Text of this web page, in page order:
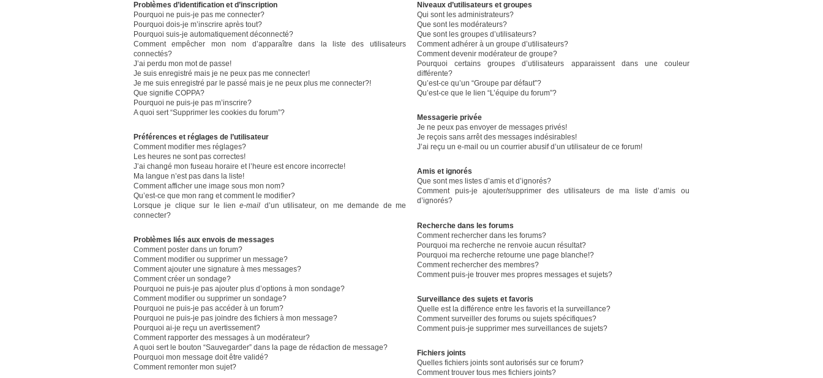
Problèmes d’identification et d’inscription
Pourquoi ne puis-je pas me connecter?
Pourquoi dois-je m’inscrire après tout?
Pourquoi suis-je automatiquement déconnecté?
Comment empêcher mon nom d’apparaître dans la liste des utilisateurs
connectés?
J’ai perdu mon mot de passe!
Je suis enregistré mais je ne peux pas me connecter!
Je me suis enregistré par le passé mais je ne peux plus me connecter?!
Que signifie COPPA?
Pourquoi ne puis-je pas m’inscrire?
A quoi sert “Supprimer les cookies du forum”?
Préférences et réglages de l’utilisateur
Comment modifier mes réglages?
Les heures ne sont pas correctes!
J’ai changé mon fuseau horaire et l’heure est encore incorrecte!
Ma langue n’est pas dans la liste!
Comment afficher une image sous mon nom?
Qu’est-ce que mon rang et comment le modifier?
Lorsque je clique sur le liene-mail d’un utilisateur, on me demande de me
connecter?
Problèmes liés aux envois de messages
Comment poster dans un forum?
Comment modifier ou supprimer un message?
Comment ajouter une signature à mes messages?
Comment créer un sondage?
Pourquoi ne puis-je pas ajouter plus d’options à mon sondage?
Comment modifier ou supprimer un sondage?
Pourquoi ne puis-je pas accéder à un forum?
Pourquoi ne puis-je pas joindre des fichiers à mon message?
Pourquoi ai-je reçu un avertissement?
Comment rapporter des messages à un modérateur?
A quoi sert le bouton “Sauvegarder” dans la page de rédaction de message?
Pourquoi mon message doit être validé?
Comment remonter mon sujet?
Niveaux d’utilisateurs et groupes
Qui sont les administrateurs?
Que sont les modérateurs?
Que sont les groupes d’utilisateurs?
Comment adhérer à un groupe d’utilisateurs?
Comment devenir modérateur de groupe?
Pourquoi certains groupes d’utilisateurs apparaissent dans une couleur
différente?
Qu’est-ce qu’un “Groupe par défaut”?
Qu’est-ce que le lien “L’équipe du forum”?
Messagerie privée
Je ne peux pas envoyer de messages privés!
Je reçois sans arrêt des messages indésirables!
J’ai reçu un e-mail ou un courrier abusif d’un utilisateur de ce forum!
Amis et ignorés
Que sont mes listes d’amis et d’ignorés?
Comment puis-je ajouter/supprimer des utilisateurs de ma liste d’amis ou
d’ignorés?
Recherche dans les forums
Comment rechercher dans les forums?
Pourquoi ma recherche ne renvoie aucun résultat?
Pourquoi ma recherche retourne une page blanche!?
Comment rechercher des membres?
Comment puis-je trouver mes propres messages et sujets?
Surveillance des sujets et favoris
Quelle est la différence entre les favoris et la surveillance?
Comment surveiller des forums ou sujets spécifiques?
Comment puis-je supprimer mes surveillances de sujets?
Fichiers joints
Quelles fichiers joints sont autorisés sur ce forum?
Comment trouver tous mes fichiers joints?